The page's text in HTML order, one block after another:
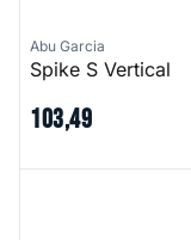
Abu Garcia
Spike S Vertical
103,49